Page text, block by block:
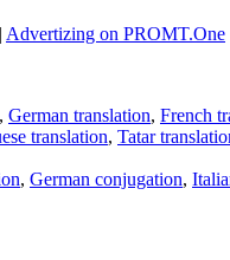
| Advertizing on PROMT.One
, German translation, French
translation, Tatar
, German conjugation,